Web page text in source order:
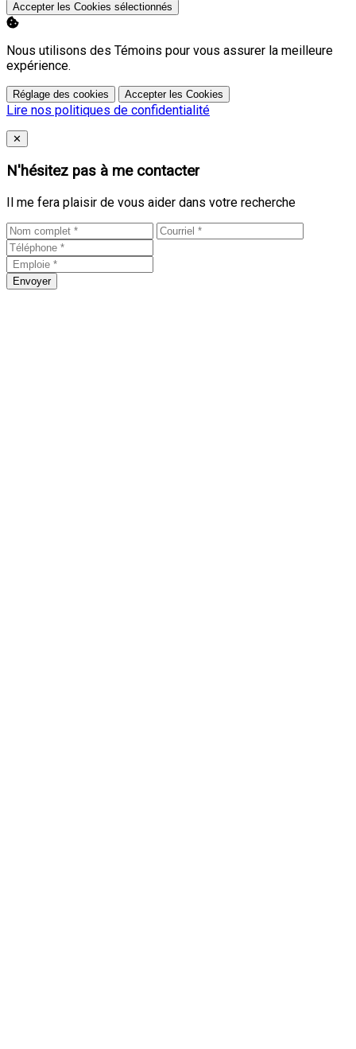
Accepter les Cookies sélectionnés
Nous utilisons des Témoins pour vous assurer la meilleure
expérience.
Réglage des cookies Accepter les Cookies
Lire nos politiques de confidentialité
Close
✕
N'hésitez pas à me contacter
Il me fera plaisir de vous aider dans votre recherche
Envoyer